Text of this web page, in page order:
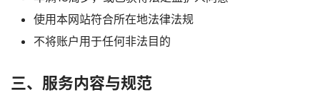
使用本网站符合所在地法律法规
不将账户用于任何非法目的
三、服务内容与规范